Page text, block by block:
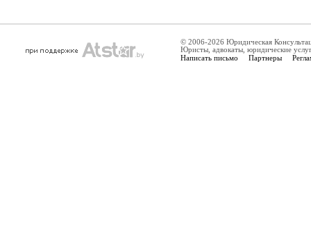
© 2006-2026 Юридическая
Юристы, адвокаты, юридические
Написать письмо Партнеры